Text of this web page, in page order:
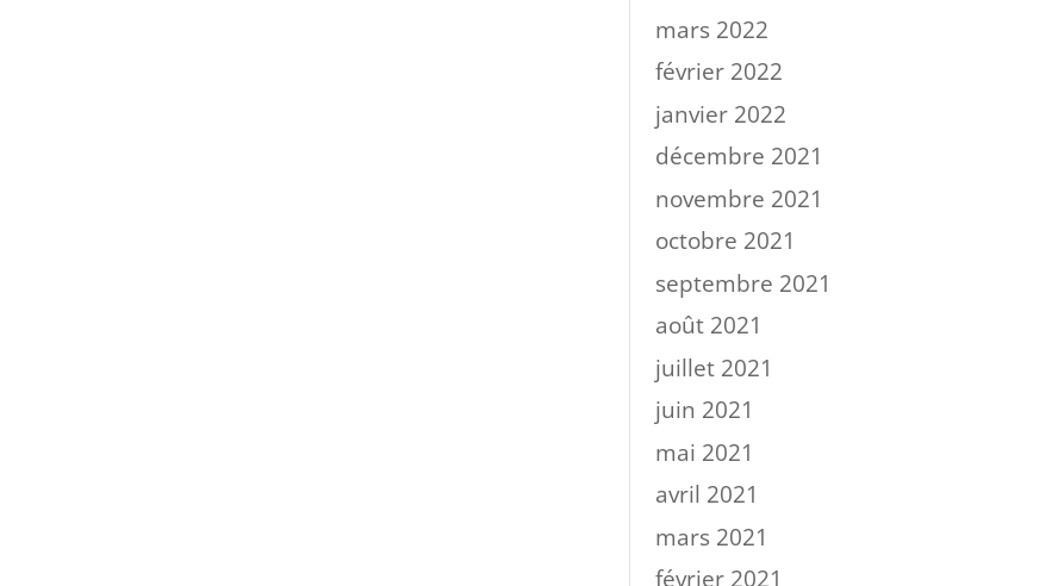
mars 2022
février 2022
janvier 2022
décembre 2021
novembre 2021
octobre 2021
septembre 2021
août 2021
juillet 2021
juin 2021
mai 2021
avril 2021
mars 2021
février 2021